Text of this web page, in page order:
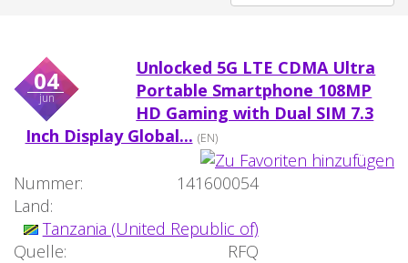
04
jun
Unlocked 5G LTE CDMA Ultra
Portable Smartphone 108MP
HD Gaming with Dual SIM 7.3
Inch Display Global... (EN)
Nummer:
141600054
Land:
Tanzania (United Republic of)
Quelle:
RFQ